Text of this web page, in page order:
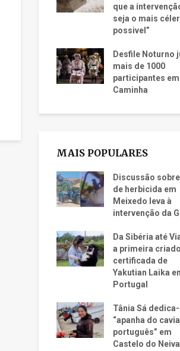
que a
seja o mais
possivel”
Desfile Noturno
mais de 1000
participantes em
Caminha
MAIS POPULARES
Discussão
de herbicida em
Meixedo leva à
intervenção da
Da Sibéria até
a primeira
certificada de
Yakutian Laika
Portugal
Tânia Sá
“apanha do
português” em
Castelo do Neiva